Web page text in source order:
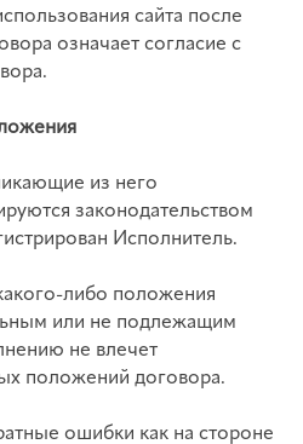
сайта после
означает согласие с
из него
законодательством
Исполнитель.
либо положения
или не подлежащим
не влечет
положений договора.
ошибки как на стороне